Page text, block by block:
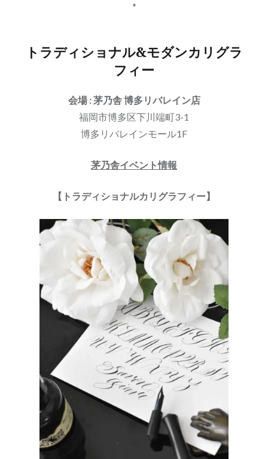
*
トラディショナル&モダンカリグラ
フィー
会場 : 茅乃舎 博多リバレイン店
福岡市博多区下川端町3-1
博多リバレインモール1F
茅乃舎イベント情報
【トラディショナルカリグラフィー】